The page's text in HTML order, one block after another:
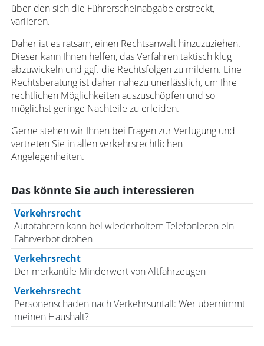
über den sich die Führerscheinabgabe erstreckt,
variieren.
Daher ist es ratsam, einen Rechtsanwalt hinzuzuziehen.
Dieser kann Ihnen helfen, das Verfahren taktisch klug
abzuwickeln und ggf. die Rechtsfolgen zu mildern. Eine
Rechtsberatung ist daher nahezu unerlässlich, um Ihre
rechtlichen Möglichkeiten auszuschöpfen und so
möglichst geringe Nachteile zu erleiden.
Gerne stehen wir Ihnen bei Fragen zur Verfügung und
vertreten Sie in allen verkehrsrechtlichen
Angelegenheiten.
Das könnte Sie auch interessieren
Verkehrsrecht
Autofahrern kann bei wiederholtem Telefonieren ein
Fahrverbot drohen
Verkehrsrecht
Der merkantile Minderwert von Altfahrzeugen
Verkehrsrecht
Personenschaden nach Verkehrsunfall: Wer übernimmt
meinen Haushalt?